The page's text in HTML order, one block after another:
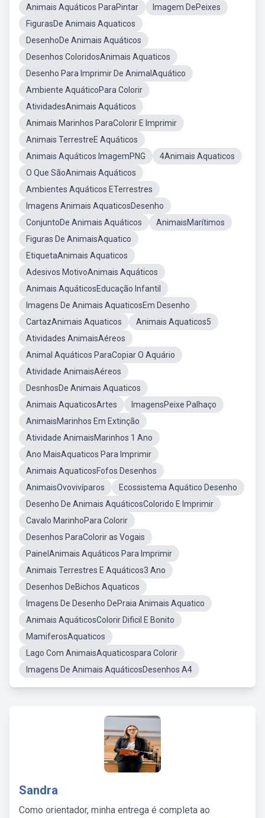
Animais Aquáticos ParaPintar
Imagem DePeixes
FigurasDe Animais Aquaticos
DesenhoDe Animais Aquáticos
Desenhos ColoridosAnimais Aquaticos
Desenho Para Imprimir De AnimalAquático
Ambiente AquáticoPara Colorir
AtividadesAnimais Aquáticos
Animais Marinhos ParaColorir E Imprimir
Animais TerrestreE Aquáticos
Animais Aquáticos ImagemPNG
4Animais Aquaticos
O Que SãoAnimais Aquáticos
Ambientes Aquáticos ETerrestres
Imagens Animais AquaticosDesenho
ConjuntoDe Animais Aquáticos
AnimaisMarítimos
Figuras De AnimaisAquatico
EtiquetaAnimais Aquaticos
Adesivos MotivoAnimais Aquáticos
Animais AquáticosEducação Infantil
Imagens De Animais AquaticosEm Desenho
CartazAnimais Aquaticos
Animais Aquaticos5
Atividades AnimaisAéreos
Animal Aquáticos ParaCopiar O Aquário
Atividade AnimaisAéreos
DesnhosDe Animais Aquaticos
Animais AquaticosArtes
ImagensPeixe Palhaço
AnimaisMarinhos Em Extinção
Atividade AnimaisMarinhos 1 Ano
Ano MaisAquaticos Para Imprimir
Animais AquaticosFofos Desenhos
AnimaisOvovivíparos
Ecossistema Aquático Desenho
Desenho De Animais AquáticosColorido E Imprimir
Cavalo MarinhoPara Colorir
Desenhos ParaColorir as Vogais
PainelAnimais Aquáticos Para Imprimir
Animais Terrestres E Aquáticos3 Ano
Desenhos DeBichos Aquaticos
Imagens De Desenho DePraia Animais Aquatico
Animais AquáticosColorir Dificil E Bonito
MamiferosAquaticos
Lago Com AnimaisAquaticospara Colorir
Imagens De Animais AquáticosDesenhos A4
Sandra
Como orientador, minha entrega é completa ao